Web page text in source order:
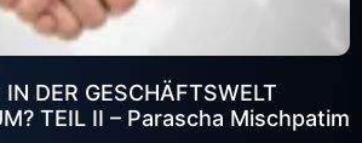
DER GESCHÄFTSWELT
TEIL II – Parascha Mischpatim